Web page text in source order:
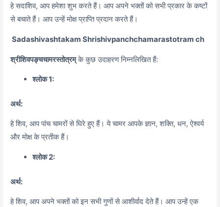
हे सदाशिव, आप हमेशा शुभ करते हैं। आप अपने भक्तों को सभी प्रकार के कष्टों
से बचाते हैं। आप उन्हें मोक्ष प्राप्ति प्रदान करते हैं।
Sadashivashtakam Shrishivpanchchamarastotram ch
श्रीशिवपङ्चचामरस्तोत्रम्के कुछ उदाहरण निम्नलिखित हैं:
श्लोक 1:
अर्थ:
हे शिव, आप पांच चामरों से घिरे हुए हैं। ये चामर आपके ज्ञान, शक्ति, धन, ऐश्वर्य
और मोक्ष के प्रतीक हैं।
श्लोक 2:
अर्थ:
हे शिव, आप अपने भक्तों को इन सभी गुणों से आशीर्वाद देते हैं। आप उन्हें एक